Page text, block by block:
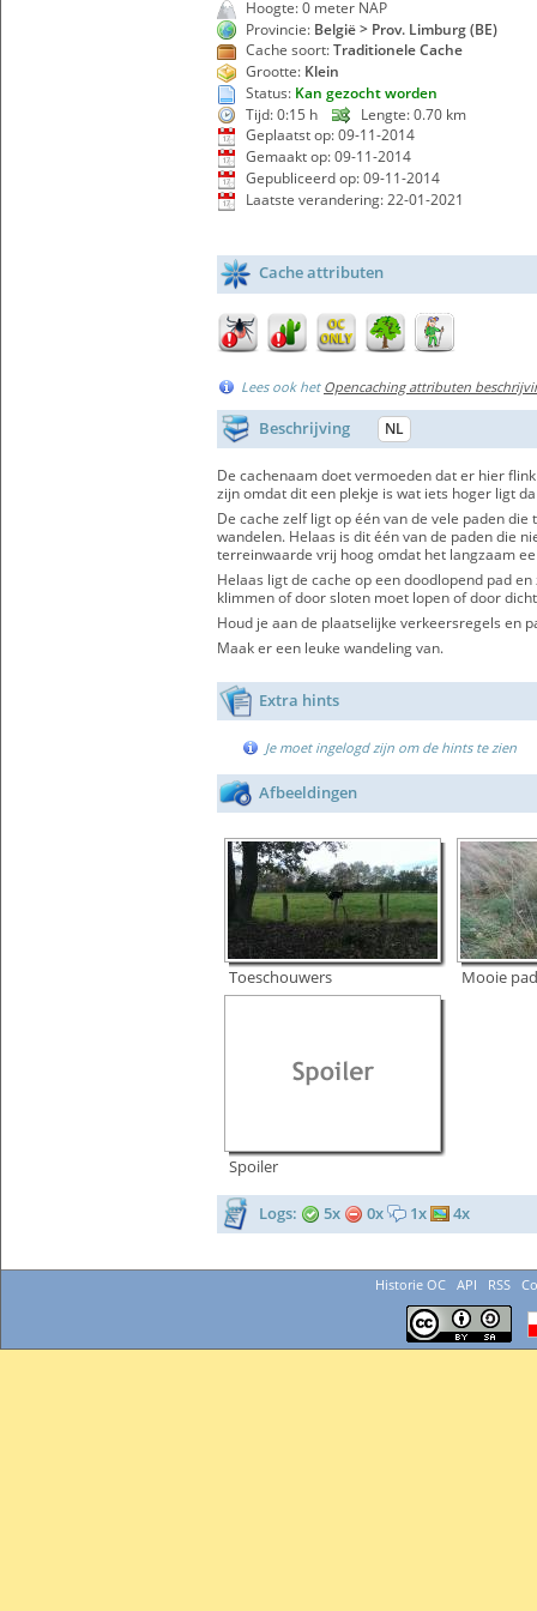
Hoogte: 0 meter NAP
Provincie: België > Prov. Limburg (BE)
Cache soort:Traditionele Cache
Grootte: Klein
Status: Kan gezocht worden
Tijd: 0:15 h
Lengte: 0.70 km
Geplaatst op: 09-11-2014
Gemaakt op: 09-11-2014
Gepubliceerd op: 09-11-2014
Laatste verandering: 22-01-2021
Cache attributen
Lees ook het Opencaching attributen
Beschrijving NL
De cachenaam doet vermoeden dat er hier
zijn omdat dit een plekje is wat iets hoger ligt
De cache zelf ligt op één van de vele paden
wandelen. Helaas is dit één van de paden die
terreinwaarde vrij hoog omdat het langzaam
Helaas ligt de cache op een doodlopend pad
klimmen of door sloten moet lopen of door
Houd je aan de plaatselijke verkeersregels en
Maak er een leuke wandeling van.
Extra hints
Je moet ingelogd zijn om de hints te zien
Afbeeldingen
Toeschouwers Mooie
Spoiler
Logs: 5x 0x 1x 4x
Historie OC API RSS